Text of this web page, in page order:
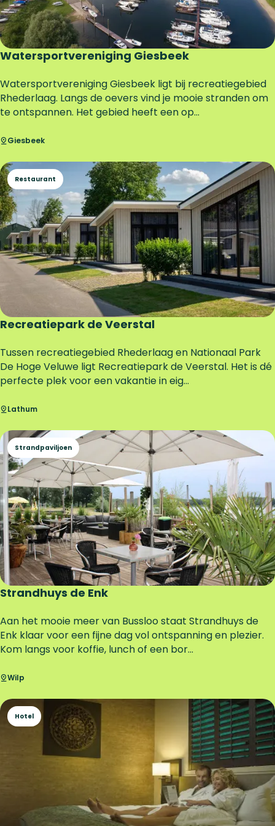
h
a
v
e
E
l
d
r
d
o
Watersportvereniging Giesbeek
W
a
t
r
p
o
r
t
v
e
r
g
i
g
G
i
s
e
e
k
Watersportvereniging Giesbeek ligt bij recreatiegebied
Rhederlaag. Langs de oevers vind je mooie stranden om
te ontspannen. Het gebied heeft een op...
Giesbeek
Recreatiepark de Veerstal
R
e
c
e
t
i
e
p
a
r
k
d
e
V
e
e
s
t
a
Restaurant
Tussen recreatiegebied Rhederlaag en Nationaal Park
De Hoge Veluwe ligt Recreatiepark de Veerstal. Het is dé
perfecte plek voor een vakantie in eig...
Lathum
Strandhuys de Enk
S
t
r
n
h
Strandpaviljoen
Aan het mooie meer van Bussloo staat Strandhuys de
Enk klaar voor een fijne dag vol ontspanning en plezier.
Kom langs voor koffie, lunch of een bor...
Wilp
Hotel